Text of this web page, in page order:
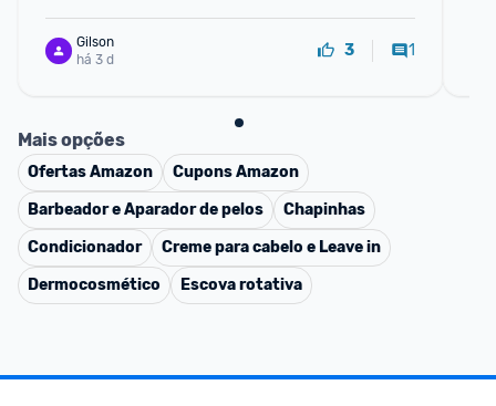
Gilson
há 3 d
3 1
Mais opções
OfertasAmazon CuponsAmazon
Barbeador e Aparador de pelos
Chapinhas
Condicionador
Creme para cabelo e Leave in
Dermocosmético
Escova rotativa